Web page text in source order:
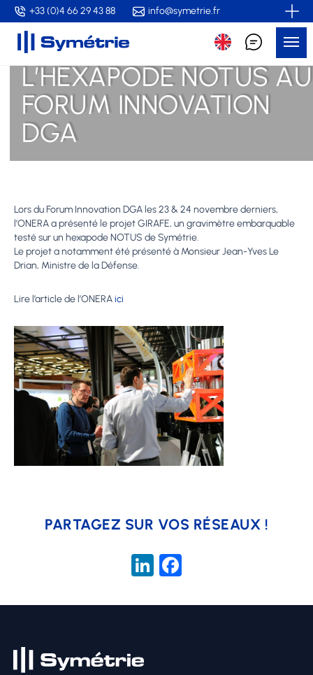
Skip
to
content
+33 (0)4 66 29 43 88 info@symetrie.fr
L’HEXAPODE NOTUS AU
FORUM INNOVATION
DGA
Lors du Forum Innovation DGA les 23 & 24 novembre derniers,
l’ONERA a présenté le projet GIRAFE, un gravimètre embarquable
testé sur un hexapode NOTUS de Symétrie.
Le projet a notamment été présenté à Monsieur Jean-Yves Le
Drian, Ministre de la Défense.
Lire l’article de l’ONERAici
PARTAGEZ SUR VOS RÉSEAUX !
LinkedIn